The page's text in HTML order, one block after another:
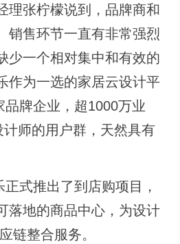
理张柠檬说到，品牌商和
销售环节一直有非常强烈
少一个相对集中和有效的
作为一选的家居云设计平
品牌企业，超1000万业
师的用户群，天然具有
式推出了到店购项目，
落地的商品中心，为设计
链整合服务。